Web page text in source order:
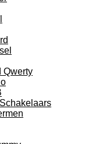
Qwerty